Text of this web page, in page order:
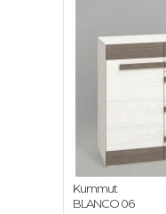
Kummut
BLANCO 06